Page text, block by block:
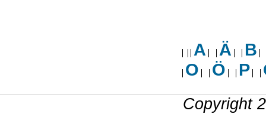
A Ä
B
O
Ö P
Copyright